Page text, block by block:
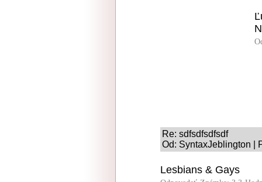
Re: sdfsdfsdfsdf
Od: SyntaxJeblington |
Lesbians & Gays